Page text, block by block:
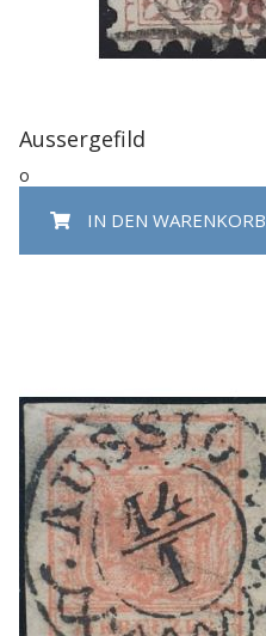
Aussergefild
o
IN DEN WARENKORB